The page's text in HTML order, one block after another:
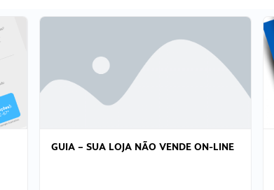
GUIA – SUA LOJA NÃO VENDE ON-LINE